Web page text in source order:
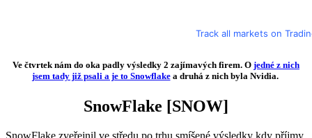
Track all markets on
Ve čtvrtek nám do oka padly výsledky 2 zajímavých firem. O jedné z nich
jsem tady již psali a je to Snowflakea druhá z nich byla Nvidia.
SnowFlake [SNOW]
SnowFlake zveřejnil ve středu po trhu smíšené výsledky kdy příjmy